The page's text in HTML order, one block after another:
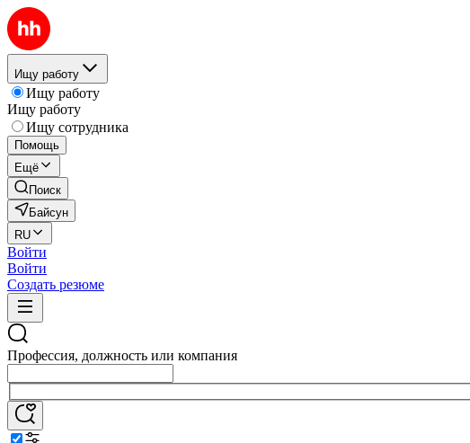
Ищу работу
Ищу работу
Ищу работу
Ищу сотрудника
Помощь
Ещё
Поиск
Байсун
RU
Войти
Войти
Создать резюме
Профессия, должность или компания